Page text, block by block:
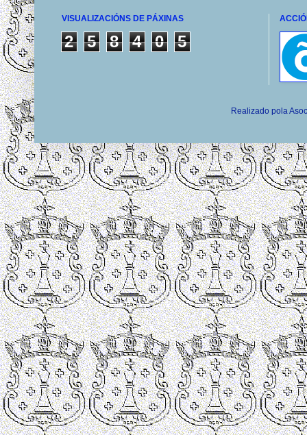
VISUALIZACIÓNS DE PÁXINAS
2 5 8 4 0 5
Realizado pola